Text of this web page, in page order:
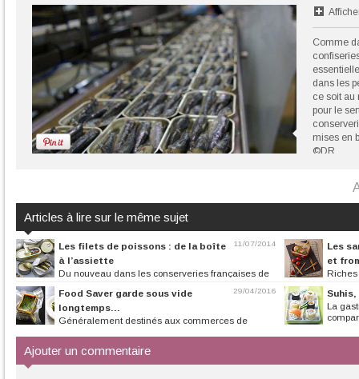
Comme
dans les
ce soit au
pour le
mises en
©DR
Articles à lire sur le même sujet
11/07/2014
Les filets de poissons : de la boîte
à l’assiette
Du nouveau dans les conserveries françaises de
poissons : les fabricants...
Les
et
Riches
sardines sont un
29/04/2016
Food Saver garde sous vide
longtemps…
Généralement destinés aux commerces de
Suhis,
La
Ajouter un commentaire